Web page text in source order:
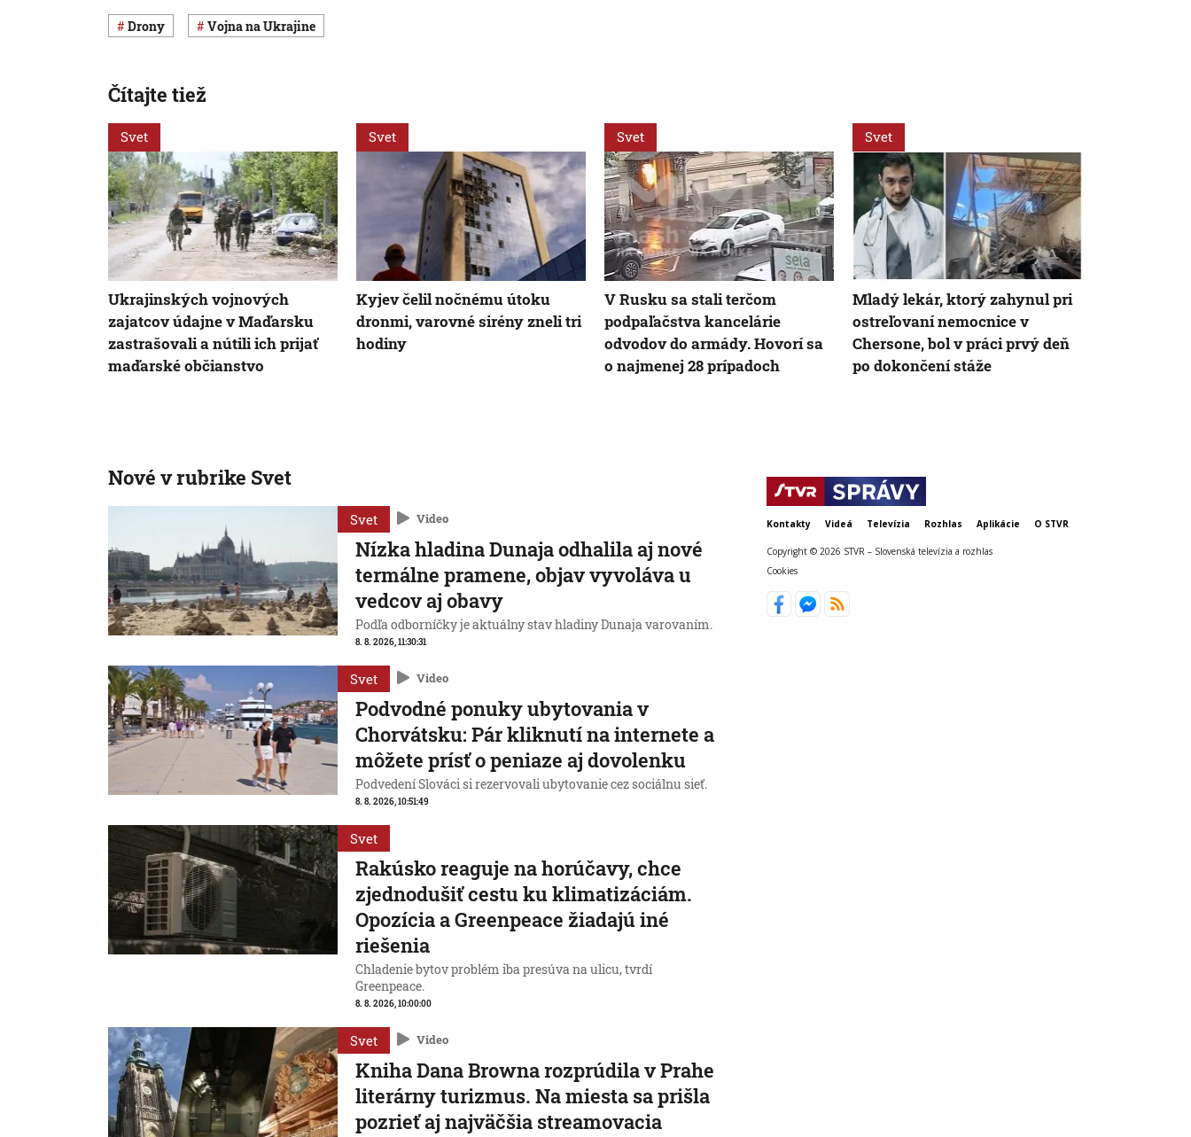
drony vojna na Ukrajine
Čítajte tiež
Svet
Ukrajinských vojnových
zajatcov údajne v Maďarsku
zastrašovali a nútili ich prijať
maďarské občianstvo
Svet
Kyjev čelil nočnému útoku
dronmi, varovné sirény zneli tri
hodiny
Svet
V Rusku sa stali terčom
podpaľačstva kancelárie
odvodov do armády. Hovorí sa
o najmenej 28 prípadoch
Svet
Mladý lekár, ktorý zahynul pri
ostreľovaní nemocnice v
Chersone, bol v práci prvý deň
po dokončení stáže
Nové v rubrike Svet
Svet Video
Nízka hladina Dunaja odhalila aj nové
termálne pramene, objav vyvoláva u
vedcov aj obavy
Podľa odborníčky je aktuálny stav hladiny Dunaja varovaním.
8. 8. 2026, 11:30:31
Svet Video
Podvodné ponuky ubytovania v
Chorvátsku: Pár kliknutí na internete a
môžete prísť o peniaze aj dovolenku
Podvedení Slováci si rezervovali ubytovanie cez sociálnu sieť.
8. 8. 2026, 10:51:49
Svet
Rakúsko reaguje na horúčavy, chce
zjednodušiť cestu ku klimatizáciám.
Opozícia a Greenpeace žiadajú iné
riešenia
Chladenie bytov problém iba presúva na ulicu, tvrdí
Greenpeace.
8. 8. 2026, 10:00:00
Svet Video
Kniha Dana Browna rozprúdila v Prahe
literárny turizmus. Na miesta sa prišla
pozrieť aj najväčšia streamovacia
Kontakty Videá Televízia Rozhlas Aplikácie O STVR
Copyright © 2026 STVR – Slovenská televízia a rozhlas
Cookies